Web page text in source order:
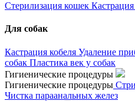
Стерилизация кошек Кастрация
Для собак
Кастрация кобеля Удаление
собак Пластика век у собак
Гигиенические процедуры
Гигиенические процедуры
Чистка параанальных желез